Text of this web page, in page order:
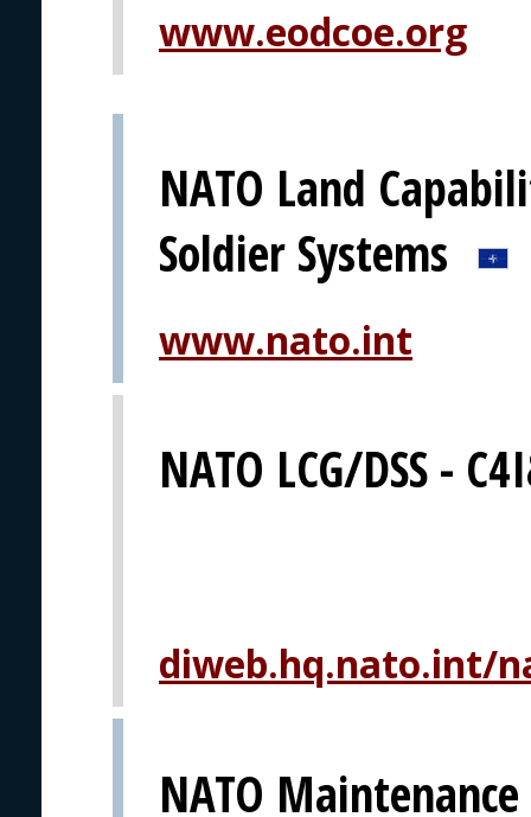
www.eodcoe.org
NATO Land
Soldier Systems
www.nato.int
NATO LCG/DSS -
diweb.hq.nato.int/
NATO